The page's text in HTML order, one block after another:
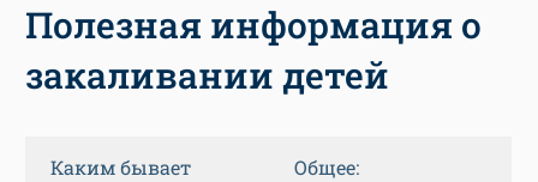
Полезная информация о
закаливании детей
Каким бывает
Общее: